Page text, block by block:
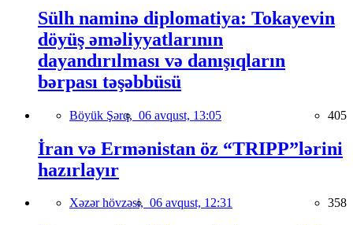
Sülh naminə diplomatiya: Tokayevin
döyüş əməliyyatlarının
dayandırılması və danışıqların
bərpası təşəbbüsü
Böyük Şərq, 06 avqust, 13:05 405
İran və Ermənistan öz “TRIPP”lərini
hazırlayır
Xəzər hövzəsi, 06 avqust, 12:31 358